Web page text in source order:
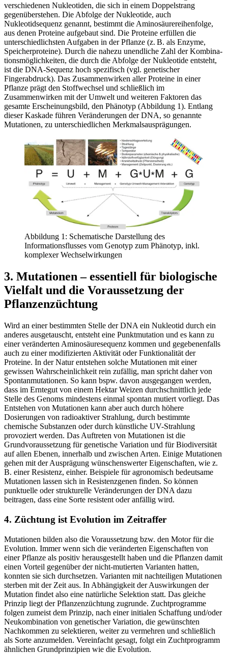
verschiedenen Nukleotiden, die sich in einem Doppelstrang
gegenüberstehen. Die Abfolge der Nukleotide, auch
Nukleotidsequenz genannt, bestimmt die Aminosäurereihenfolge,
aus denen Proteine aufgebaut sind. Die Proteine erfüllen die
unterschiedlichsten Aufgaben in der Pflanze (z. B. als Enzyme,
Speicherproteine). Durch die nahezu unendliche Zahl der Kombina­
tions­möglichkeiten, die durch die Abfolge der Nukleotide entsteht,
ist die DNA-Sequenz hoch spezifisch (vgl. genetischer
Fingerabdruck). Das Zusammenwirken aller Proteine in einer
Pflanze prägt den Stoffwechsel und schließlich im
Zusammenwirken mit der Umwelt und weiteren Faktoren das
gesamte Erscheinungsbild, den Phänotyp (Abbildung 1). Entlang
dieser Kaskade führen Veränderungen der DNA, so genannte
Mutationen, zu unterschiedlichen Merkmalsausprägungen.
Abbildung 1: Schematische Darstellung des
Informationsflusses vom Genotyp zum Phänotyp, inkl.
komplexer Wechselwirkungen
3. Mutationen – essentiell für biologische
Vielfalt und die Voraussetzung der
Pflanzenzüchtung
Wird an einer bestimmten Stelle der DNA ein Nukleotid durch ein
anderes ausgetauscht, entsteht eine Punktmutation und es kann zu
einer veränderten Aminosäuresequenz kommen und gegebenenfalls
auch zu einer modifizierten Aktivität oder Funktionalität der
Proteine. In der Natur entstehen solche Mutationen mit einer
gewissen Wahrscheinlichkeit rein zufällig, man spricht daher von
Spontan­muta­tionen. So kann bspw. davon ausgegangen werden,
dass im Erntegut von einem Hektar Weizen durchschnittlich jede
Stelle des Genoms mindestens einmal spontan mutiert vorliegt. Das
Entstehen von Mutationen kann aber auch durch höhere
Dosierungen von radioaktiver Strahlung, durch bestimmte
chemische Substanzen oder durch künstliche UV-Strahlung
provoziert werden. Das Auftreten von Mutationen ist die
Grundvoraussetzung für genetische Variation und für Biodiversität
auf allen Ebenen, innerhalb und zwischen Arten. Einige Mutationen
gehen mit der Ausprägung wünschenswerter Eigenschaften, wie z.
B. einer Resistenz, einher. Beispiele für agronomisch bedeutsame
Mutationen lassen sich in Resistenzgenen finden. So können
punktuelle oder strukturelle Veränderungen der DNA dazu
beitragen, dass eine Sorte resistent oder anfällig wird.
4. Züchtung ist Evolution im Zeitraffer
Mutationen bilden also die Voraussetzung bzw. den Motor für die
Evolution. Immer wenn sich die veränderten Eigenschaften von
einer Pflanze als positiv herausgestellt haben und die Pflanzen damit
einen Vorteil gegenüber der nicht-mutierten Varianten hatten,
konnten sie sich durchsetzen. Varianten mit nachteiligen Mutationen
sterben mit der Zeit aus. In Abhängigkeit der Auswirkungen der
Mutation findet also eine natürliche Selektion statt. Das gleiche
Prinzip liegt der Pflanzenzüchtung zugrunde. Zuchtprogramme
folgen zumeist dem Prinzip, nach einer initialen Schaffung und/oder
Neukombination von genetischer Variation, die gewünschten
Nachkommen zu selektieren, weiter zu vermehren und schließlich
als Sorte anzumelden. Vereinfacht gesagt, folgt ein Zuchtprogramm
ähnlichen Grundprinzipien wie die Evolution.